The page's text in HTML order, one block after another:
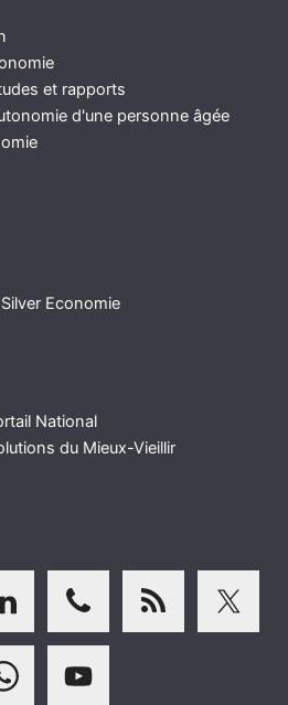
et rapports
d'une personne âgée
Economie
National
du Mieux-Vieillir